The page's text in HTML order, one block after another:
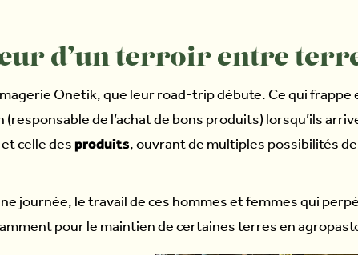
d’un terroir entre
Onetik, que leur road-trip débute. Ce qui
(responsable de l’achat de bons produits) lorsqu’ils
celle des produits, ouvrant de multiples possibilités de
journée, le travail de ces hommes et femmes qui
pour le maintien de certaines terres en